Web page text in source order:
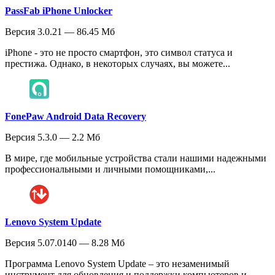
PassFab iPhone Unlocker
Версия 3.0.21 — 86.45 Мб
iPhone - это не просто смартфон, это символ статуса и
престижа. Однако, в некоторых случаях, вы можете...
FonePaw Android Data Recovery
Версия 5.3.0 — 2.2 Мб
В мире, где мобильные устройства стали нашими надежными
профессиональными и личными помощниками,...
Lenovo System Update
Версия 5.07.0140 — 8.28 Мб
Программа Lenovo System Update – это незаменимый